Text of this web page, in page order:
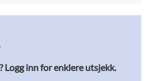
Logg inn for enklere utsjekk.